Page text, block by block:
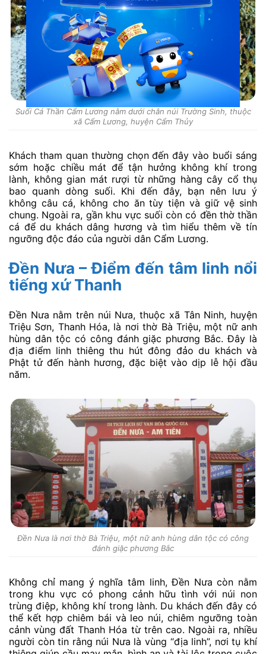
Suối Cá Thần Cẩm Lương nằm dưới chân núi Trường Sinh, thuộc
xã Cẩm Lương, huyện Cẩm Thủy
Khách tham quan thường chọn đến đây vào buổi sáng
sớm hoặc chiều mát để tận hưởng không khí trong
lành, không gian mát rượi từ những hàng cây cổ thụ
bao quanh dòng suối. Khi đến đây, bạn nên lưu ý
không câu cá, không cho ăn tùy tiện và giữ vệ sinh
chung. Ngoài ra, gần khu vực suối còn có đền thờ thần
cá để du khách dâng hương và tìm hiểu thêm về tín
ngưỡng độc đáo của người dân Cẩm Lương.
Đền Nưa – Điểm đến tâm linh nổi
tiếng xứ Thanh
Đền Nưa nằm trên núi Nưa, thuộc xã Tân Ninh, huyện
Triệu Sơn, Thanh Hóa, là nơi thờ Bà Triệu, một nữ anh
hùng dân tộc có công đánh giặc phương Bắc. Đây là
địa điểm linh thiêng thu hút đông đảo du khách và
Phật tử đến hành hương, đặc biệt vào dịp lễ hội đầu
năm.
Đền Nưa là nơi thờ Bà Triệu, một nữ anh hùng dân tộc có công
đánh giặc phương Bắc
Không chỉ mang ý nghĩa tâm linh, Đền Nưa còn nằm
trong khu vực có phong cảnh hữu tình với núi non
trùng điệp, không khí trong lành. Du khách đến đây có
thể kết hợp chiêm bái và leo núi, chiêm ngưỡng toàn
cảnh vùng đất Thanh Hóa từ trên cao. Ngoài ra, nhiều
người còn tin rằng núi Nưa là vùng “địa linh”, nơi tụ khí